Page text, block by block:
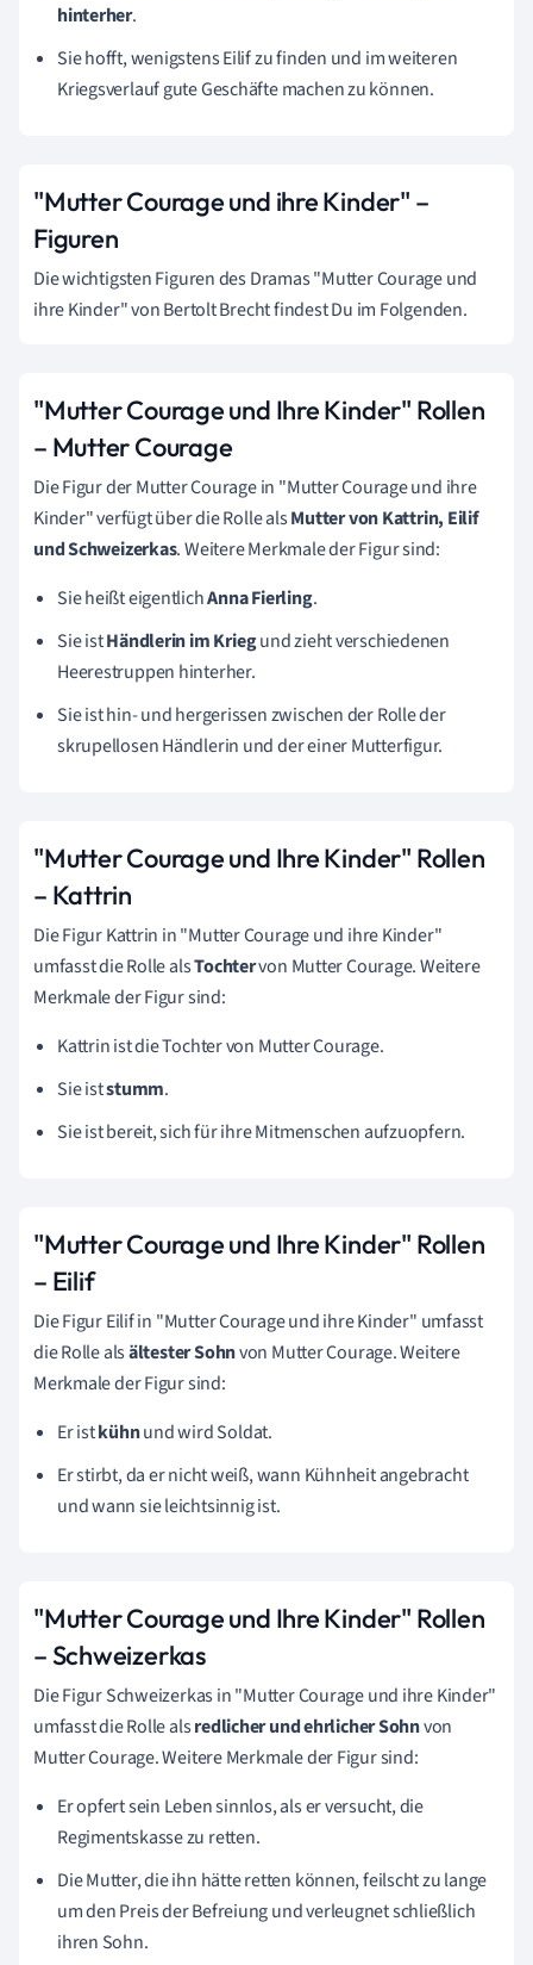
hinterher.
Sie hofft, wenigstens Eilif zu finden und im weiteren
Kriegsverlauf gute Geschäfte machen zu können.
"Mutter Courage und ihre Kinder" –
Figuren
Die wichtigsten Figuren des Dramas "Mutter Courage und
ihre Kinder" von Bertolt Brecht findest Du im Folgenden.
"Mutter Courage und Ihre Kinder" Rollen
– Mutter Courage
Die Figur der Mutter Courage in "Mutter Courage und ihre
Kinder" verfügt über die Rolle alsMutter vonKattrin, Eilif
und Schweizerkas.Weitere Merkmale der Figur sind:
Sie heißt eigentlichAnna Fierling.
Sie istHändlerin im Kriegund zieht verschiedenen
Heerestruppen hinterher.
Sie ist hin- und hergerissen zwischen der Rolle der
skrupellosen Händlerin und der einer Mutterfigur.
"Mutter Courage und Ihre Kinder" Rollen
– Kattrin
Die Figur Kattrin in"Mutter Courage und ihre Kinder"
umfasst die Rolle alsTochtervon Mutter Courage. Weitere
Merkmale der Figur sind:
Kattrin ist die Tochter von Mutter Courage.
Sie iststumm.
Sie ist bereit, sich für ihre Mitmenschen aufzuopfern.
"Mutter Courage und Ihre Kinder" Rollen
– Eilif
Die Figur Eilif in "Mutter Courage und ihre Kinder" umfasst
die Rolle alsältester Sohnvon Mutter Courage. Weitere
Merkmale der Figur sind:
Er istkühnund wird Soldat.
Er stirbt, da er nicht weiß, wann Kühnheit angebracht
und wann sie leichtsinnig ist.
"Mutter Courage und Ihre Kinder" Rollen
–Schweizerkas
Die Figur Schweizerkas in"Mutter Courage und ihre Kinder"
umfasst die Rolle alsredlicher und ehrlicher Sohnvon
Mutter Courage. Weitere Merkmale der Figur sind:
Er opfert sein Leben sinnlos, als er versucht, die
Regimentskasse zu retten.
Die Mutter, die ihn hätte retten können, feilscht zu lange
um den Preis der Befreiung und verleugnet schließlich
ihren Sohn.